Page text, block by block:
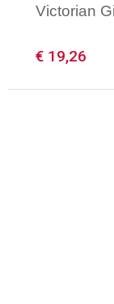
Victorian
€ 19,26